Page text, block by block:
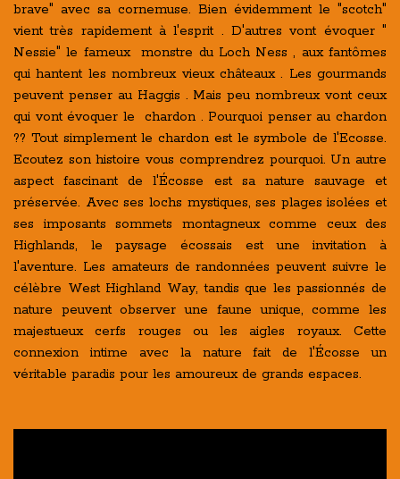
brave" avec sa cornemuse. Bien évidemment le "scotch"
vient très rapidement à l'esprit . D'autres vont évoquer "
Nessie" le fameux monstre du Loch Ness , aux fantômes
qui hantent les nombreux vieux châteaux . Les gourmands
peuvent penser au Haggis . Mais peu nombreux vont ceux
qui vont évoquer le chardon . Pourquoi penser au chardon
?? Tout simplement le chardon est le symbole de l'Ecosse.
Ecoutez son histoire vous comprendrez pourquoi. Un autre
aspect fascinant de l'Écosse est sa nature sauvage et
préservée. Avec ses lochs mystiques, ses plages isolées et
ses imposants sommets montagneux comme ceux des
Highlands, le paysage écossais est une invitation à
l'aventure. Les amateurs de randonnées peuvent suivre le
célèbre West Highland Way, tandis que les passionnés de
nature peuvent observer une faune unique, comme les
majestueux cerfs rouges ou les aigles royaux. Cette
connexion intime avec la nature fait de l'Écosse un
véritable paradis pour les amoureux de grands espaces.